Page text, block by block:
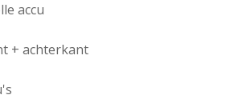
accu
+ achterkant